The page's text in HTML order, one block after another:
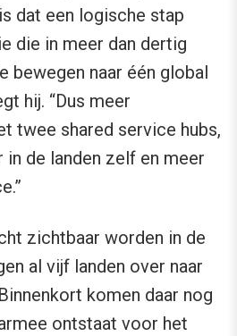
dat een logische stap
die in meer dan dertig
bewegen naar één global
hij. “Dus meer
twee shared service hubs,
in de landen zelf en meer
zichtbaar worden in de
al vijf landen over naar
komen daar nog
ontstaat voor het